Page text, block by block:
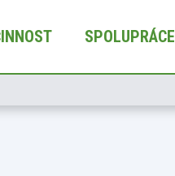
SPOLUPRÁCE